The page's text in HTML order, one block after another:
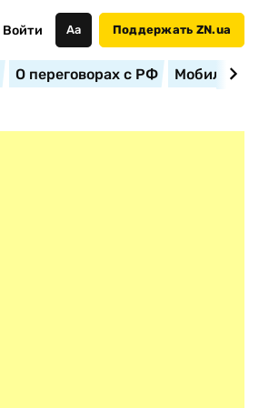
Войти Аа Поддержать ZN.ua
О переговорах с РФ